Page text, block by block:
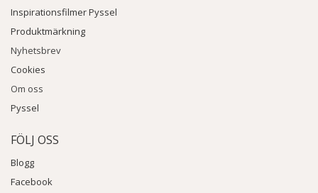
Inspirationsfilmer Pyssel
Produktmärkning
Nyhetsbrev
Cookies
Om oss
Pyssel
FÖLJ OSS
Blogg
Facebook